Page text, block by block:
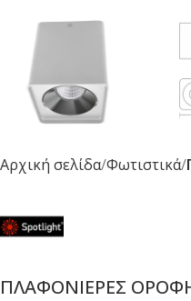
Αρχική σελίδα Φωτιστικά
ΠΛΑΦΟΝΙΕΡΕΣ